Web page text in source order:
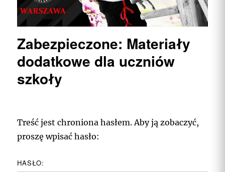
Zabezpieczone: Materiały
dodatkowe dla uczniów
szkoły
Treść jest chroniona hasłem. Aby ją zobaczyć,
proszę wpisać hasło:
HASŁO: